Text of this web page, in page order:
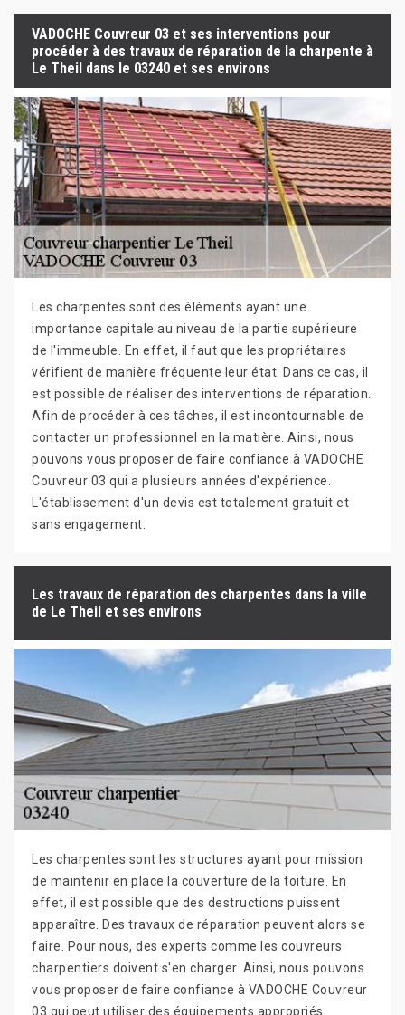
VADOCHE Couvreur 03 et ses interventions pour
procéder à des travaux de réparation de la charpente à
Le Theil dans le 03240 et ses environs
Les charpentes sont des éléments ayant une
importance capitale au niveau de la partie supérieure
de l'immeuble. En effet, il faut que les propriétaires
vérifient de manière fréquente leur état. Dans ce cas, il
est possible de réaliser des interventions de réparation.
Afin de procéder à ces tâches, il est incontournable de
contacter un professionnel en la matière. Ainsi, nous
pouvons vous proposer de faire confiance à VADOCHE
Couvreur 03 qui a plusieurs années d'expérience.
L'établissement d'un devis est totalement gratuit et
sans engagement.
Les travaux de réparation des charpentes dans la ville
de Le Theil et ses environs
Les charpentes sont les structures ayant pour mission
de maintenir en place la couverture de la toiture. En
effet, il est possible que des destructions puissent
apparaître. Des travaux de réparation peuvent alors se
faire. Pour nous, des experts comme les couvreurs
charpentiers doivent s'en charger. Ainsi, nous pouvons
vous proposer de faire confiance à VADOCHE Couvreur
03 qui peut utiliser des équipements appropriés.